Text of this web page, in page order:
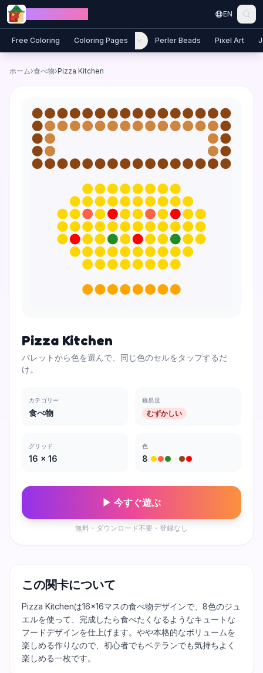
Skip to content
EN
Free Coloring Coloring Pages Perler Beads Pixel Art
ホーム›食べ物›Pizza Kitchen
Pizza Kitchen
パレットから色を選んで、同じ色のセルをタップするだ
け。
カテゴリー
食べ物
難易度
むずかしい
グリッド
16 × 16
色
8
▶ 今すぐ遊ぶ
無料・ダウンロード不要・登録なし
この関卡について
Pizza Kitchenは16×16マスの食べ物デザインで、8色のジュ
エルを使って、完成したら食べたくなるようなキュートな
フードデザインを仕上げます。やや本格的なボリュームを
楽しめる作りなので、初心者でもベテランでも気持ちよく
楽しめる一枚です。